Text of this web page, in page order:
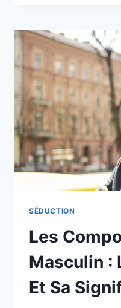
AVEC
HUMOUR
LES
FEMMES
QUI
OSENT
SÉDUCTION
Les
Masculin :
Et Sa